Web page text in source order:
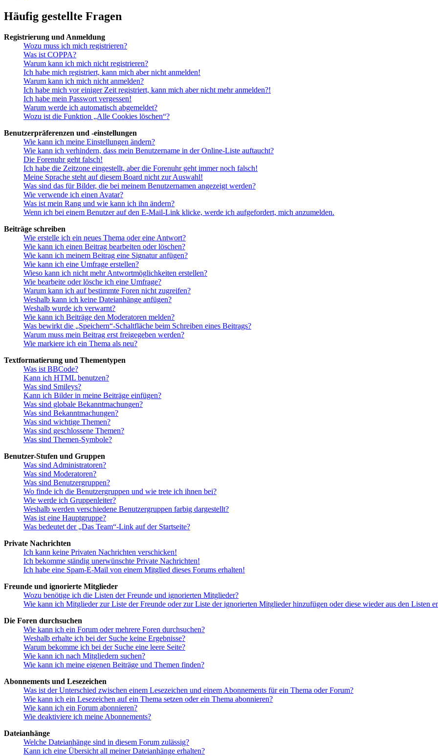
Häufig gestellte Fragen
Registrierung und Anmeldung
Wozu muss ich mich registrieren?
Was ist COPPA?
Warum kann ich mich nicht registrieren?
Ich habe mich registriert, kann mich aber nicht anmelden!
Warum kann ich mich nicht anmelden?
Ich habe mich vor einiger Zeit registriert, kann mich aber nicht mehr anmelden?!
Ich habe mein Passwort vergessen!
Warum werde ich automatisch abgemeldet?
Wozu ist die Funktion „Alle Cookies löschen“?
Benutzerpräferenzen und -einstellungen
Wie kann ich meine Einstellungen ändern?
Wie kann ich verhindern, dass mein Benutzername in der Online-Liste auftaucht?
Die Forenuhr geht falsch!
Ich habe die Zeitzone eingestellt, aber die Forenuhr geht immer noch falsch!
Meine Sprache steht auf diesem Board nicht zur Auswahl!
Was sind das für Bilder, die bei meinem Benutzernamen angezeigt werden?
Wie verwende ich einen Avatar?
Was ist mein Rang und wie kann ich ihn ändern?
Wenn ich bei einem Benutzer auf den E-Mail-Link klicke, werde ich aufgefordert, mich anzumelden.
Beiträge schreiben
Wie erstelle ich ein neues Thema oder eine Antwort?
Wie kann ich einen Beitrag bearbeiten oder löschen?
Wie kann ich meinem Beitrag eine Signatur anfügen?
Wie kann ich eine Umfrage erstellen?
Wieso kann ich nicht mehr Antwortmöglichkeiten erstellen?
Wie bearbeite oder lösche ich eine Umfrage?
Warum kann ich auf bestimmte Foren nicht zugreifen?
Weshalb kann ich keine Dateianhänge anfügen?
Weshalb wurde ich verwarnt?
Wie kann ich Beiträge den Moderatoren melden?
Was bewirkt die „Speichern“-Schaltfläche beim Schreiben eines Beitrags?
Warum muss mein Beitrag erst freigegeben werden?
Wie markiere ich ein Thema als neu?
Textformatierung und Thementypen
Was ist BBCode?
Kann ich HTML benutzen?
Was sind Smileys?
Kann ich Bilder in meine Beiträge einfügen?
Was sind globale Bekanntmachungen?
Was sind Bekanntmachungen?
Was sind wichtige Themen?
Was sind geschlossene Themen?
Was sind Themen-Symbole?
Benutzer-Stufen und Gruppen
Was sind Administratoren?
Was sind Moderatoren?
Was sind Benutzergruppen?
Wo finde ich die Benutzergruppen und wie trete ich ihnen bei?
Wie werde ich Gruppenleiter?
Weshalb werden verschiedene Benutzergruppen farbig dargestellt?
Was ist eine Hauptgruppe?
Was bedeutet der „Das Team“-Link auf der Startseite?
Private Nachrichten
Ich kann keine Privaten Nachrichten verschicken!
Ich bekomme ständig unerwünschte Private Nachrichten!
Ich habe eine Spam-E-Mail von einem Mitglied dieses Forums erhalten!
Freunde und ignorierte Mitglieder
Wozu benötige ich die Listen der Freunde und ignorierten Mitglieder?
Wie kann ich Mitglieder zur Liste der Freunde oder zur Liste der ignorierten Mitglieder hinzufügen oder diese wieder aus den Listen
Die Foren durchsuchen
Wie kann ich ein Forum oder mehrere Foren durchsuchen?
Weshalb erhalte ich bei der Suche keine Ergebnisse?
Warum bekomme ich bei der Suche eine leere Seite?
Wie kann ich nach Mitgliedern suchen?
Wie kann ich meine eigenen Beiträge und Themen finden?
Abonnements und Lesezeichen
Was ist der Unterschied zwischen einem Lesezeichen und einem Abonnements für ein Thema oder Forum?
Wie kann ich ein Lesezeichen auf ein Thema setzen oder ein Thema abonnieren?
Wie kann ich ein Forum abonnieren?
Wie deaktiviere ich meine Abonnements?
Dateianhänge
Welche Dateianhänge sind in diesem Forum zulässig?
Kann ich eine Übersicht all meiner Dateianhänge erhalten?